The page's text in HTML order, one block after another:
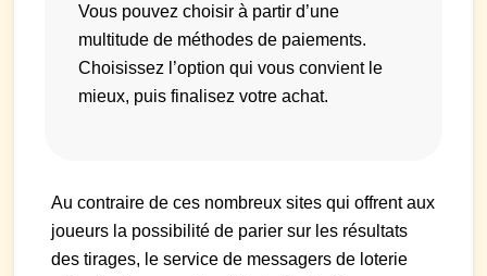
Vous pouvez choisir à partir d’une
multitude de méthodes de paiements.
Choisissez l’option qui vous convient le
mieux, puis finalisez votre achat.
Au contraire de ces nombreux sites qui offrent aux
joueurs la possibilité de parier sur les résultats
des tirages, le service de messagers de loterie